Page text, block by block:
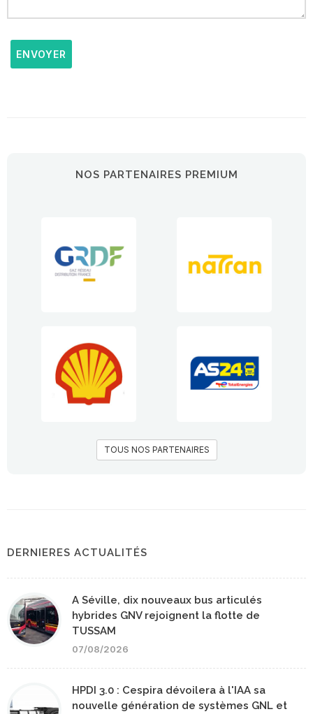
ENVOYER
NOS PARTENAIRES PREMIUM
TOUS NOS PARTENAIRES
DERNIERES ACTUALITÉS
A Séville, dix nouveaux bus articulés
hybrides GNV rejoignent la flotte de
TUSSAM
07/08/2026
HPDI 3.0 : Cespira dévoilera à l'IAA sa
nouvelle génération de systèmes GNL et